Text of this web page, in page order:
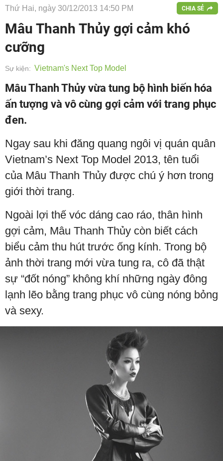
Thứ Hai, ngày 30/12/2013 14:50 PM CHIA SẺ
Mâu Thanh Thủy gợi cảm khó
cưỡng
Sự kiện: Vietnam's Next Top Model
Mâu Thanh Thủy vừa tung bộ hình biến hóa
ấn tượng và vô cùng gợi cảm với trang phục
đen.
Ngay sau khi đăng quang ngôi vị quán quân
Vietnam’s Next Top Model 2013, tên tuổi
của Mâu Thanh Thủy được chú ý hơn trong
giới thời trang.
Ngoài lợi thế vóc dáng cao ráo, thân hình
gợi cảm, Mâu Thanh Thủy còn biết cách
biểu cảm thu hút trước ống kính. Trong bộ
ảnh thời trang mới vừa tung ra, cô đã thật
sự “đốt nóng” không khí những ngày đông
lạnh lẽo bằng trang phục vô cùng nóng bỏng
và sexy.